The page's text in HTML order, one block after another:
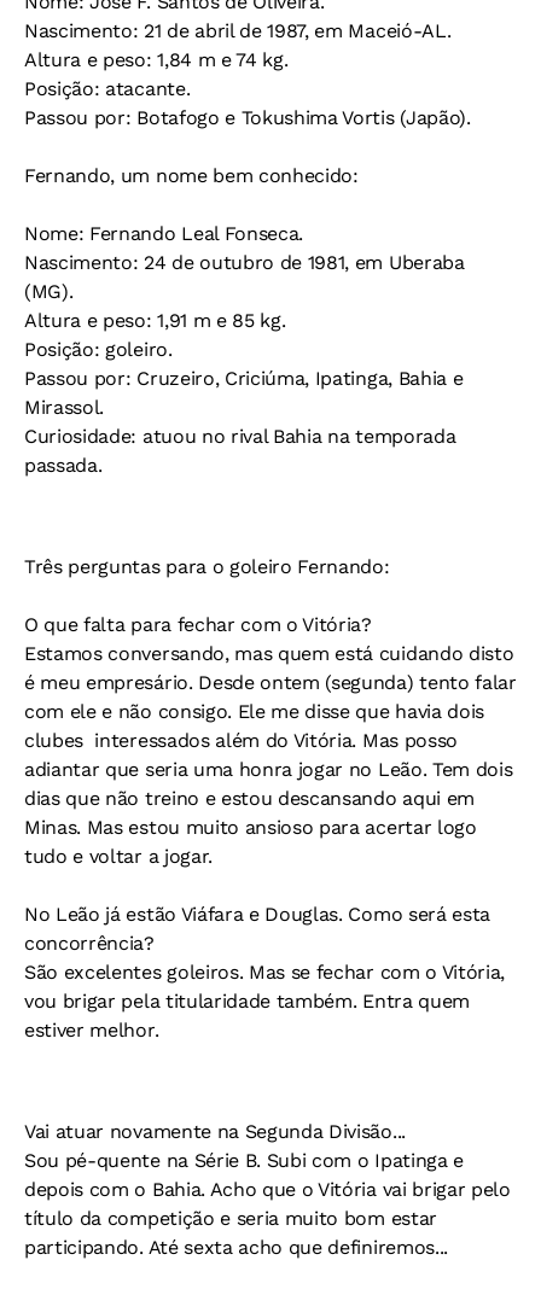
Nascimento: 21 de abril de 1987, em Maceió-AL.
Altura e peso: 1,84 m e 74 kg.
Posição: atacante.
Passou por: Botafogo e Tokushima Vortis (Japão).
Fernando, um nome bem conhecido:
Nome: Fernando Leal Fonseca.
Nascimento: 24 de outubro de 1981, em Uberaba
(MG).
Altura e peso: 1,91 m e 85 kg.
Posição: goleiro.
Passou por: Cruzeiro, Criciúma, Ipatinga, Bahia e
Mirassol.
Curiosidade: atuou no rival Bahia na temporada
passada.
Três perguntas para o goleiro Fernando:
O que falta para fechar com o Vitória?
Estamos conversando, mas quem está cuidando disto
é meu empresário. Desde ontem (segunda) tento falar
com ele e não consigo. Ele me disse que havia dois
clubes interessados além do Vitória. Mas posso
adiantar que seria uma honra jogar no Leão. Tem dois
dias que não treino e estou descansando aqui em
Minas. Mas estou muito ansioso para acertar logo
tudo e voltar a jogar.
No Leão já estão Viáfara e Douglas. Como será esta
concorrência?
São excelentes goleiros. Mas se fechar com o Vitória,
vou brigar pela titularidade também. Entra quem
estiver melhor.
Vai atuar novamente na Segunda Divisão...
Sou pé-quente na Série B. Subi com o Ipatinga e
depois com o Bahia. Acho que o Vitória vai brigar pelo
título da competição e seria muito bom estar
participando. Até sexta acho que definiremos...